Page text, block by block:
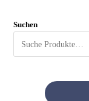
Suchen